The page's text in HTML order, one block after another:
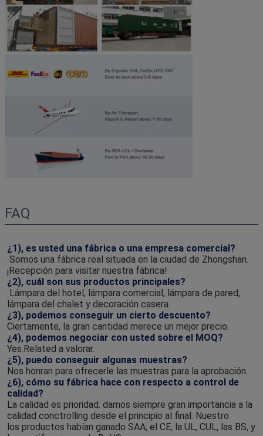
FAQ
¿1), es usted una fábrica o una empresa comercial?
¡Recepción para visitar nuestra fábrica!
¿2), cuál son sus productos principales?
lámpara del chalet y decoración casera.
¿3), podemos conseguir un cierto descuento?
Ciertamente, la gran cantidad merece un mejor precio.
¿4), podemos negociar con usted sobre el MOQ?
Yes.Related a valorar.
¿5), puedo conseguir algunas muestras?
Nos honran para ofrecerle las muestras para la aprobación.
¿6), cómo su fábrica hace con respecto a control de
calidad?
La calidad es prioridad. damos siempre gran importancia a la
calidad conctrolling desde el principio al final. Nuestro
los productos habían ganado SAA, el CE, la UL, CUL, las BS, y